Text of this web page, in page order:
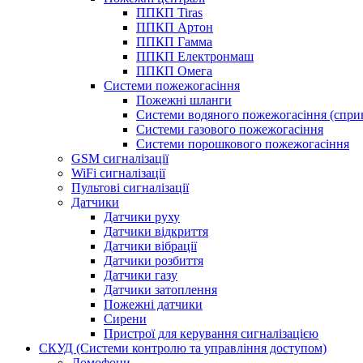
ППКП Tiras
ППКП Артон
ППКП Гамма
ППКП Електронмаш
ППКП Омега
Системи пожежогасіння
Пожежні шланги
Системи водяного пожежогасіння
Системи газового пожежогасіння
Системи порошкового пожежогасіння
GSM сигналізації
WiFi сигналізації
Пультові сигналізації
Датчики
Датчики руху
Датчики відкриття
Датчики вібрації
Датчики розбиття
Датчики газу
Датчики затоплення
Пожежні датчики
Сирени
Пристрої для керування сигналізацією
СКУД (Системи контролю та управління доступом)